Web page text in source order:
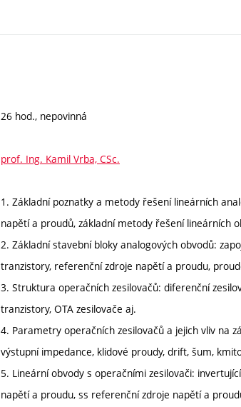
26 hod., nepovinná
prof. Ing. Kamil Vrba, CSc.
1. Základní poznatky a metody řešení lineárních
napětí a proudů, základní metody řešení lineárních
2. Základní stavební bloky analogových obvodů:
tranzistory, referenční zdroje napětí a proudu,
3. Struktura operačních zesilovačů: diferenční
tranzistory, OTA zesilovače aj.
4. Parametry operačních zesilovačů a jejich vliv na
výstupní impedance, klidové proudy, drift, šum,
5. Lineární obvody s operačními zesilovači:
napětí a proudu, ss referenční zdroje napětí a